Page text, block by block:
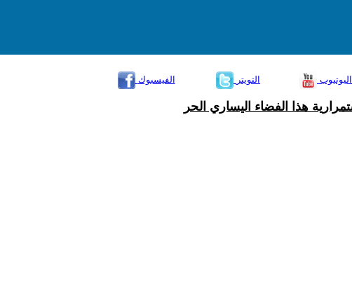
الفيسبوك
التويتر اليوتيوب
هذا الفضاء اليساري الحر